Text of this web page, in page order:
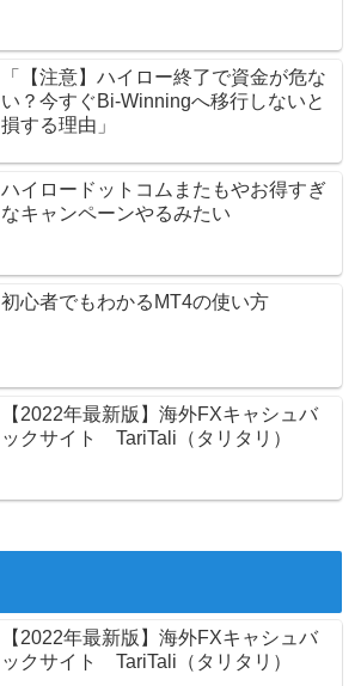
「【注意】ハイロー終了で資金が危な
い？今すぐBi-Winningへ移行しないと
損する理由」
ハイロードットコムまたもやお得すぎ
なキャンペーンやるみたい
初心者でもわかるMT4の使い方
【2022年最新版】海外FXキャシュバ
ックサイト TariTali（タリタリ）
【2022年最新版】海外FXキャシュバ
ックサイト TariTali（タリタリ）